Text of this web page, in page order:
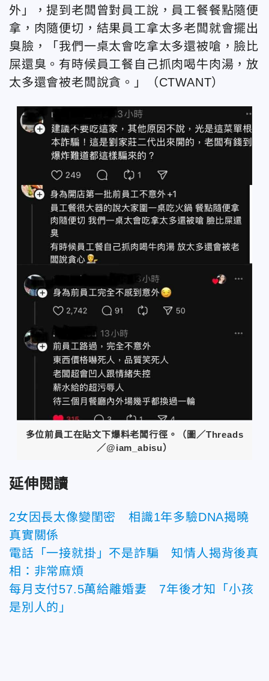
外」，提到老闆曾對員工說，員工餐餐點隨便
拿，肉隨便切，結果員工拿太多老闆就會擺出
臭臉，「我們一桌太會吃拿太多還被嗆，臉比
屎還臭。有時候員工餐自己抓肉喝牛肉湯，放
太多還會被老闆說貪。」（CTWANT）
多位前員工在貼文下爆料老闆行徑。（圖／Threads
／@iam_abisu）
延伸閱讀
2女因長太像變閨密 相識1年多驗DNA揭曉
真實關係
電話「一接就掛」不是詐騙 知情人揭背後真
相：非常麻煩
每月支付57.5萬給離婚妻 7年後才知「小孩
是別人的」